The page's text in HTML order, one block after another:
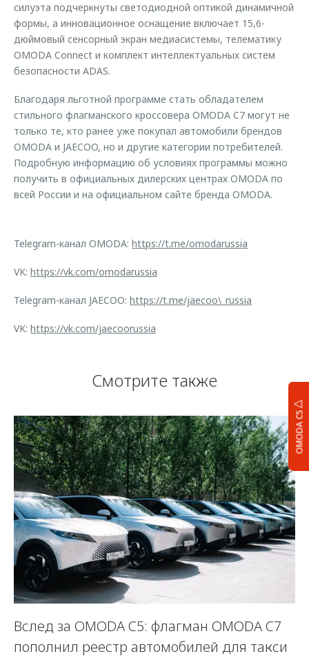
OMODA C5
силуэта подчеркнуты светодиодной оптикой динамичной
формы, а инновационное оснащение включает 15,6-
дюймовый сенсорный экран медиасистемы, телематику
OMODA Connect и комплект интеллектуальных систем
безопасности ADAS.
Благодаря льготной программе стать обладателем
стильного флагманского кроссовера OMODA C7 могут не
только те, кто ранее уже покупал автомобили брендов
OMODA и JAECOO, но и другие категории потребителей.
Подробную информацию об условиях программы можно
получить в официальных дилерских центрах OMODA по
всей России и на официальном сайте бренда OMODA.
Telegram-канал OMODA: https://t.me/omodarussia
VK: https://vk.com/omodarussia
Telegram-канал JAECOO: https://t.me/jaecoo\_russia
VK: https://vk.com/jaecoorussia
Смотрите также
Вслед за OMODA C5: флагман OMODA C7
пополнил реестр автомобилей для такси